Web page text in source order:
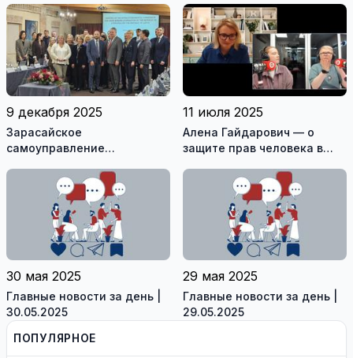
накопления (видео)
9 декабря 2025
Зарасайское
самоуправление
приграничных проектов
Литвы и Латвии
11 июля 2025
Алена Гайдарович — о
защите прав человека в
информации
30 мая 2025
Главные новости за день |
30.05.2025
29 мая 2025
Главные новости за день |
29.05.2025
ПОПУЛЯРНОЕ